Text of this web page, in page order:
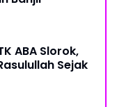
ABA Slorok,
Sejak